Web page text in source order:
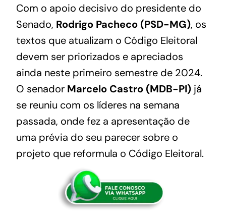
Com o apoio decisivo do presidente do
Senado, Rodrigo Pacheco (PSD-MG), os
textos que atualizam o Código Eleitoral
devem ser priorizados e apreciados
ainda neste primeiro semestre de 2024.
O senador Marcelo Castro (MDB-PI) já
se reuniu com os líderes na semana
passada, onde fez a apresentação de
uma prévia do seu parecer sobre o
projeto que reformula o Código Eleitoral.